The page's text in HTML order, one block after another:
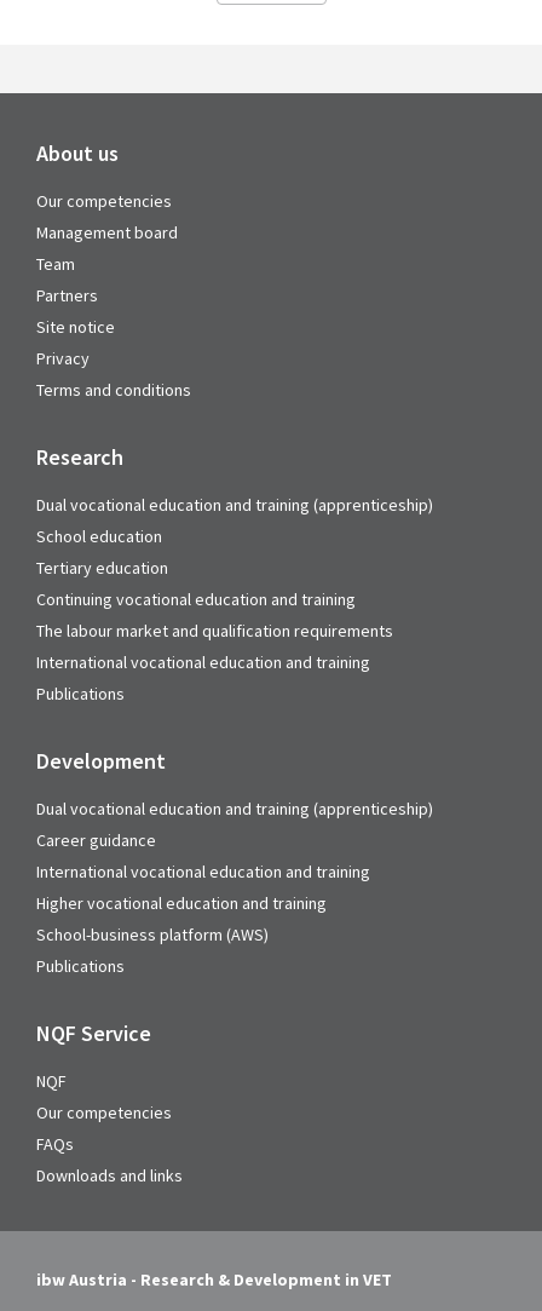
About us
Our competencies
Management board
Team
Partners
Site notice
Privacy
Terms and conditions
Research
Dual vocational education and training (apprenticeship)
School education
Tertiary education
Continuing vocational education and training
The labour market and qualification requirements
International vocational education and training
Publications
Development
Dual vocational education and training (apprenticeship)
Career guidance
International vocational education and training
Higher vocational education and training
School-business platform (AWS)
Publications
NQF Service
NQF
Our competencies
FAQs
Downloads and links
ibw Austria - Research & Development in VET